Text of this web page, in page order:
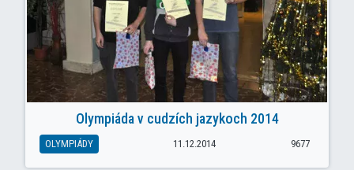
Olympiáda v cudzích jazykoch 2014
OLYMPIÁDY 11.12.2014 9677